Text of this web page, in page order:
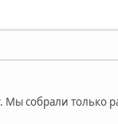
Мы собрали только